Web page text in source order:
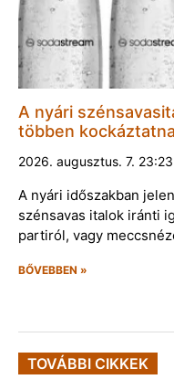
A nyári
többen
2026. augusztus. 7. 23:23
A nyári időszakban
szénsavas italok iránti
partiról, vagy
BŐVEBBEN »
TOVÁBBI CIKKEK